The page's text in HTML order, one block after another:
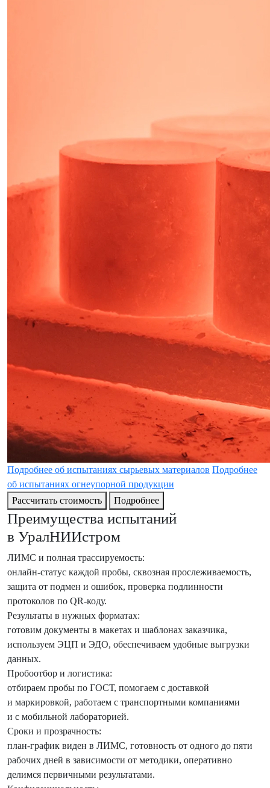
Подробнее об испытаниях сырьевых материалов Подробнее
об испытаниях огнеупорной продукции
Рассчитать стоимость
Подробнее
Преимущества испытаний
в УралНИИстром
ЛИМС и полная трассируемо­сть:
онлайн-статус каждой пробы, сквозная прослеживаемость,
защита от подмен и ошибок, проверка подлинности
протоколов по QR-коду.
Результаты в нужных форматах:
готовим документы в макетах и шаблонах заказчика,
используем ЭЦП и ЭДО, обеспечиваем удобные выгрузки
данных.
Пробоотбор и логистика:
отбираем пробы по ГОСТ, помогаем с доставкой
и маркировкой, работаем с транспортными компаниями
и с мобильной лабораторией.
Сроки и прозрачность:
план-график виден в ЛИМС, готовность от одного до пяти
рабочих дней в зависимости от методики, оперативно
делимся первичными результатами.